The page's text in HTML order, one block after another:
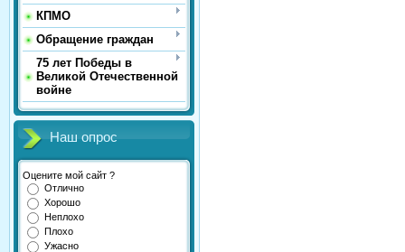
КПМО
Обращение граждан
75 лет Победы в
Великой Отечественной
войне
Наш опрос
Оцените мой сайт ?
Отлично
Хорошо
Неплохо
Плохо
Ужасно